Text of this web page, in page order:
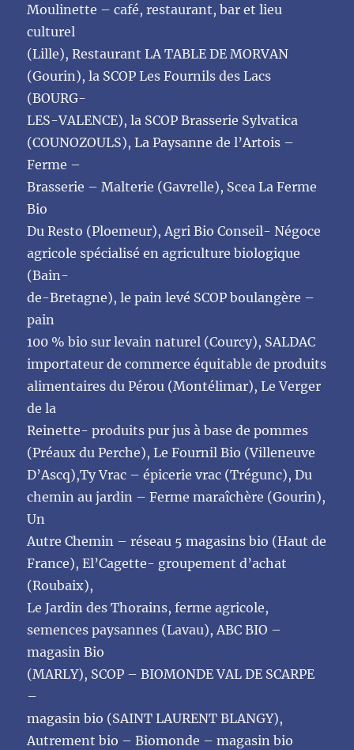
Moulinette – café, restaurant, bar et lieu
culturel
(Lille), Restaurant LA TABLE DE MORVAN
(Gourin), la SCOP Les Fournils des Lacs
(BOURG-
LES-VALENCE), la SCOP Brasserie Sylvatica
(COUNOZOULS), La Paysanne de l’Artois –
Ferme –
Brasserie – Malterie (Gavrelle), Scea La Ferme
Bio
Du Resto (Ploemeur), Agri Bio Conseil- Négoce
agricole spécialisé en agriculture biologique
(Bain-
de-Bretagne), le pain levé SCOP boulangère –
pain
100 % bio sur levain naturel (Courcy), SALDAC
importateur de commerce équitable de produits
alimentaires du Pérou (Montélimar), Le Verger
de la
Reinette- produits pur jus à base de pommes
(Préaux du Perche), Le Fournil Bio (Villeneuve
D’Ascq),Ty Vrac – épicerie vrac (Trégunc), Du
chemin au jardin – Ferme maraîchère (Gourin),
Un
Autre Chemin – réseau 5 magasins bio (Haut de
France), El’Cagette- groupement d’achat
(Roubaix),
Le Jardin des Thorains, ferme agricole,
semences paysannes (Lavau), ABC BIO –
magasin Bio
(MARLY), SCOP – BIOMONDE VAL DE SCARPE
–
magasin bio (SAINT LAURENT BLANGY),
Autrement bio – Biomonde – magasin bio